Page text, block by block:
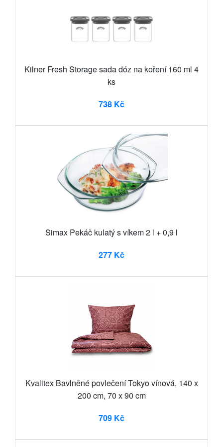
Kilner Fresh Storage sada dóz na koření 160 ml 4
ks
738 Kč
Simax Pekáč kulatý s víkem 2 l + 0,9 l
277 Kč
Kvalitex Bavlněné povlečení Tokyo vínová, 140 x
200 cm, 70 x 90 cm
709 Kč